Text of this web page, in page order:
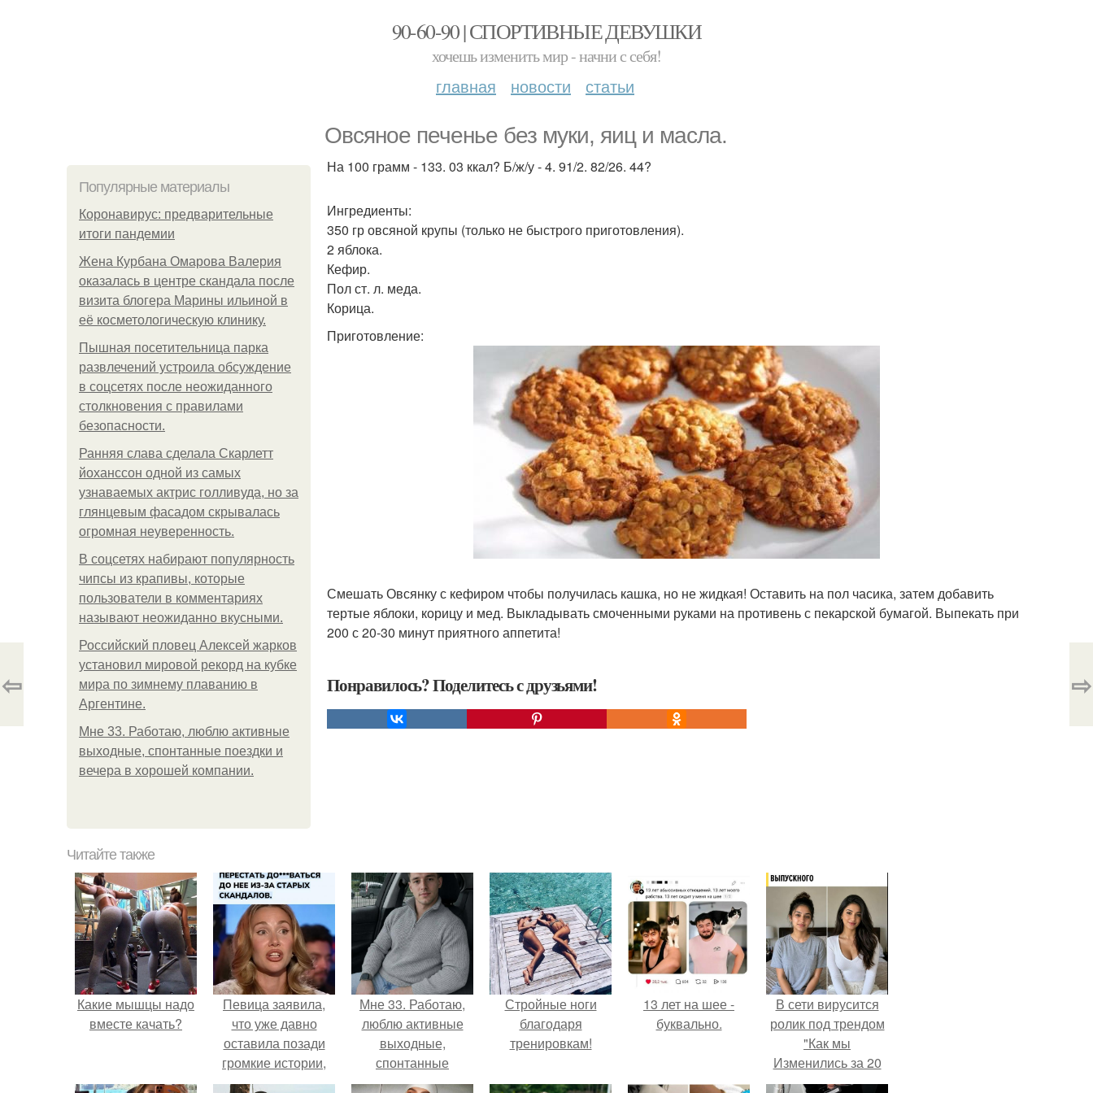
90-60-90 | СПОРТИВНЫЕ ДЕВУШКИ
хочешь изменить мир - начни с себя!
главная новости статьи
Овсяное печенье без муки, яиц и масла.
Популярные материалы
Коронавирус: предварительные
итоги пандемии
Жена Курбана Омарова Валерия
оказалась в центре скандала после
визита блогера Марины ильиной в
её косметологическую клинику.
Пышная посетительница парка
развлечений устроила обсуждение
в соцсетях после неожиданного
столкновения с правилами
безопасности.
Ранняя слава сделала Скарлетт
йоханссон одной из самых
узнаваемых актрис голливуда, но за
глянцевым фасадом скрывалась
огромная неуверенность.
В соцсетях набирают популярность
чипсы из крапивы, которые
пользователи в комментариях
называют неожиданно вкусными.
Российский пловец Алексей жарков
установил мировой рекорд на кубке
мира по зимнему плаванию в
Аргентине.
Мне 33. Работаю, люблю активные
выходные, спонтанные поездки и
вечера в хорошей компании.
На 100 грамм - 133. 03 ккал? Б/ж/у - 4. 91/2. 82/26. 44?
Ингредиенты:
350 гр овсяной крупы (только не быстрого приготовления).
2 яблока.
Кефир.
Пол ст. л. меда.
Корица.
Приготовление:
Смешать Овсянку с кефиром чтобы получилась кашка, но не жидкая! Оставить на пол часика, затем добавить
тертые яблоки, корицу и мед. Выкладывать смоченными руками на противень с пекарской бумагой. Выпекать при
200 с 20-30 минут приятного аппетита!
Понравилось? Поделитесь с друзьями!
⇦ ⇨
Читайте также
Какие мышцы надо
вместе качать?
Певица заявила,
что уже давно
оставила позади
громкие истории,
сосредоточилась на
Мне 33. Работаю,
люблю активные
выходные,
спонтанные
поездки и вечера в
Стройные ноги
благодаря
тренировкам!
13 лет на шее -
буквально.
В сети вирусится
ролик под трендом
"Как мы
Изменились за 20
лет".